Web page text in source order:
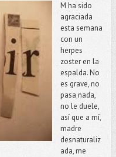
M ha sido
agraciada
esta semana
con un
herpes
zoster en la
espalda. No
es grave, no
pasa nada,
no le duele,
así que a mí,
madre
desnaturaliz
ada, me